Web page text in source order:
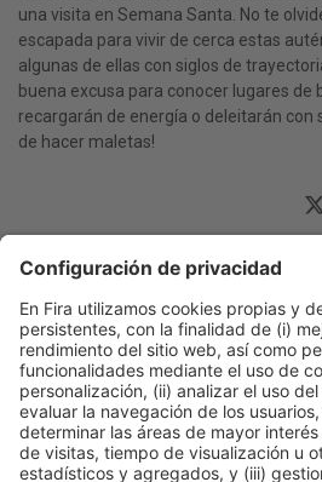
una visita en Semana Santa. No te
escapada para vivir de cerca estas
algunas de ellas con siglos de
buena excusa para conocer lugares de
recargarán de energía o deleitarán con
de hacer maletas!
Publicación anterior
9 razones para visitar B-Travel
podrás encontrar
Jan el-Jalili, el gran bazar de